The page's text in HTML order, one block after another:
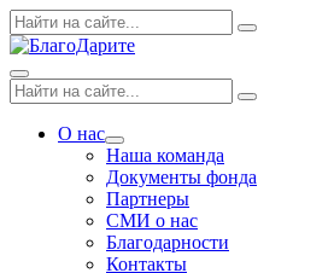
Skip
to
Поиск
по:
Search
Menu
Поиск
по:
Search
О нас
Expand
dropdown
Наша команда
Документы фонда
Партнеры
СМИ о нас
Благодарности
Контакты